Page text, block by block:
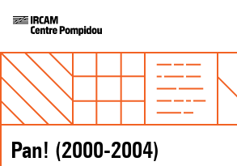
Pan! (2000-2004)